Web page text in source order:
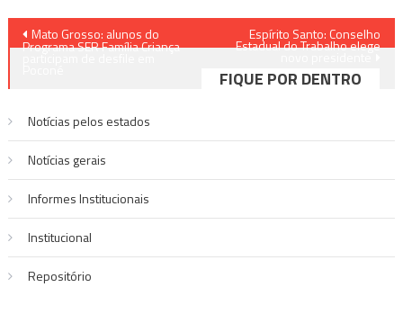
Navegação
Mato Grosso: alunos do
Programa SER Família Criança
Espírito Santo: Conselho
Estadual do Trabalho elege
FIQUE POR DENTRO
Notícias pelos estados
Notí­cias gerais
Informes Institucionais
Institucional
Repositório